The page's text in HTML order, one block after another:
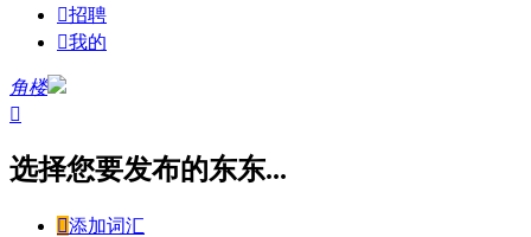
招聘
我的
角楼

选择您要发布的东东...
添加词汇